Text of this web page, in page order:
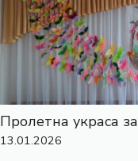
Пролетна украса
13.01.2026